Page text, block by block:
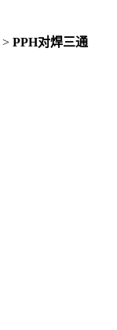
> PPH对焊三通